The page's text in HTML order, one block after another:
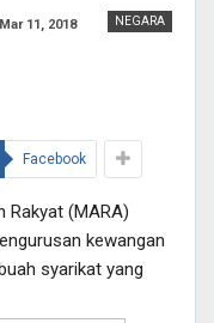
NEGARA
Mar 11, 2018
Facebook
Rakyat (MARA)
kewangan
syarikat yang